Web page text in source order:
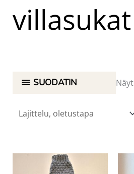
villasukat
SUODATIN